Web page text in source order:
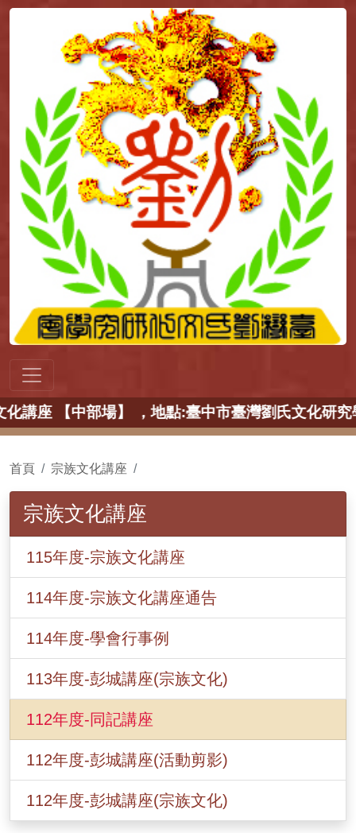
座 【中部場】 ，地點:臺中市臺灣劉氏文化研究
首頁 宗族文化講座
宗族文化講座
115年度-宗族文化講座
114年度-宗族文化講座通告
114年度-學會行事例
113年度-彭城講座(宗族文化)
112年度-同記講座
112年度-彭城講座(活動剪影)
112年度-彭城講座(宗族文化)